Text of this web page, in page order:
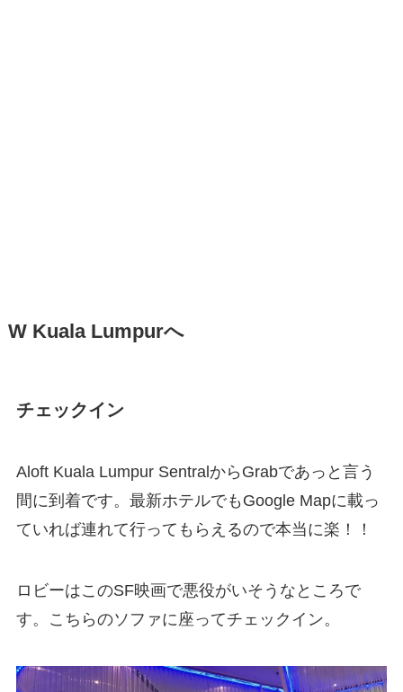
W Kuala Lumpurへ
チェックイン
Aloft Kuala Lumpur SentralからGrabであっと言う
間に到着です。最新ホテルでもGoogle Mapに載っ
ていれば連れて行ってもらえるので本当に楽！！
ロビーはこのSF映画で悪役がいそうなところで
す。こちらのソファに座ってチェックイン。